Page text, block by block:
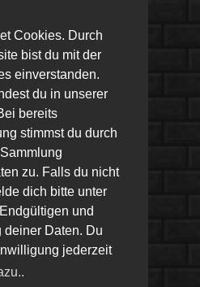
Cookies. Durch
bist du mit der
einverstanden.
du in unserer
bereits
stimmst du durch
zu. Falls du nicht
dich bitte unter
und
Daten. Du
jederzeit